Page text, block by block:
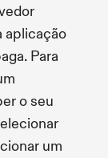
aplicação
Para
o seu
um